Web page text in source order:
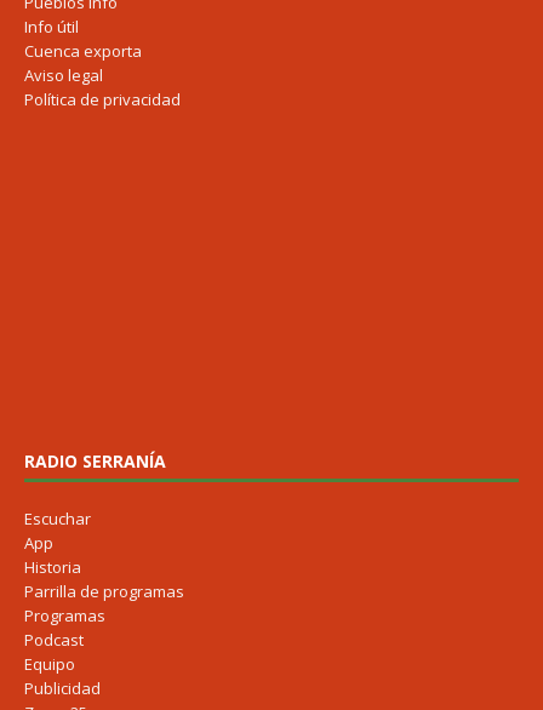
Info útil
Cuenca exporta
Aviso legal
Política de privacidad
RADIO SERRANÍA
Escuchar
App
Historia
Parrilla de programas
Programas
Podcast
Equipo
Publicidad